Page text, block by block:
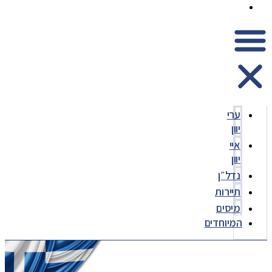
ערי
יוון
איי
יוון
נדל״ן
תיירות
מיסים
המיוחדים